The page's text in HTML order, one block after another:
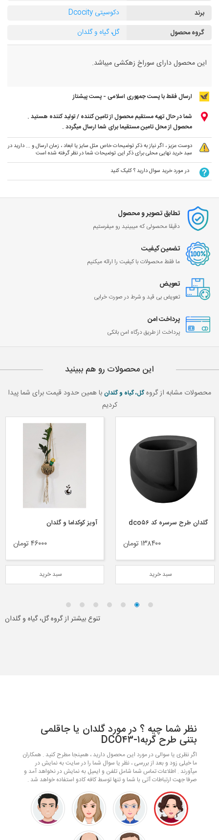
برند دکوسیتی Dcocity
گروه محصول گل، گیاه و گلدان
این محصول دارای سوراخ زهکشی میباشد.
ارسال فقط با پست جمهوری اسلامی - پست پیشتاز
شما در حال تهیه مستقیم محصول از تامین کننده / تولید کننده هستید .
محصول از محل تامین مستقیما برای شما ارسال میگردد .
دوست عزیز ، اگر نیاز به ذکر توضیحات خاص مثل سایز یا ابعاد ، زمان ارسال و ... دارید در
سبد خرید نهایی محلی برای ذکر این توضیحات شما در نظر گرفته شده است
در مورد خرید سوال دارید ؟ کلیک کنید
تطابق تصویر و محصول
دقیقا محصولی که میبینید رو میفرستیم
تضمین کیفیت
ما فقط محصولات با کیفیت را ارائه میکنیم
تعویض
تعویض بی قید و شرط در صورت خرابی
پرداخت امن
پرداخت از طریق درگاه امن بانکی
این محصولات رو هم ببینید
محصولات مشابه از گروه گل، گیاه و گلدان با همین حدود قیمت برای شما پیدا
کردیم
گلدان طرح سرسره کد dco۵۶
۱۳۸۴۰۰ تومان
سبد خرید
آویز کوکداما و گلدان
۴۶۰۰۰ تومان
سبد خرید
تنوع بیشتر از گروه گل، گیاه و گلدان
نظر شما چیه ؟ در مورد گلدان یا جاقلمی
بتنی طرح گربهDCO۴۳-۱
اگر نظری یا سوالی در مورد این محصول دارید ، همینجا مطرح کنید . همکاران
ما خیلی زود و بعد از بررسی ، نظر یا سوال شما را در سایت به نمایش در
میآورند . اطلاعات تماس شما شامل تلفن و ایمیل به نمایش در نخواهد آمد و
صرفا جهت ارتباطات آتی با شما و تنها توسط کافه کادو استفاده خواهد شد .